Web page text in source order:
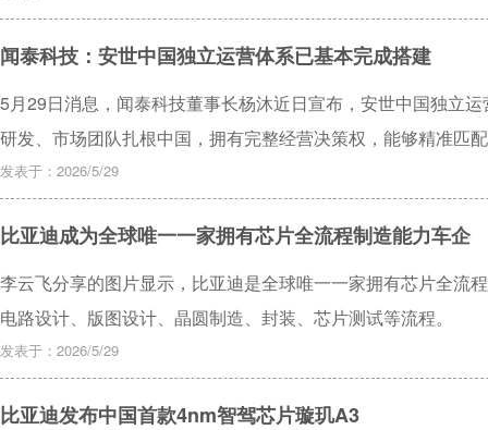
闻泰科技：安世中国独立运营体系已基本完成搭建
5月29日消息，闻泰科技董事长杨沐近日宣布，安世中国独立
研发、市场团队扎根中国，拥有完整经营决策权，能够精准匹
发表于：2026/5/29
比亚迪成为全球唯一一家拥有芯片全流程制造能力车企
李云飞分享的图片显示，比亚迪是全球唯一一家拥有芯片全流
电路设计、版图设计、晶圆制造、封装、芯片测试等流程。
发表于：2026/5/29
比亚迪发布中国首款4nm智驾芯片璇玑A3